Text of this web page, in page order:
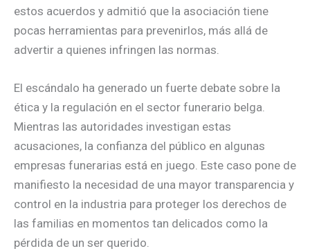
estos acuerdos y admitió que la asociación tiene
pocas herramientas para prevenirlos, más allá de
advertir a quienes infringen las normas.
El escándalo ha generado un fuerte debate sobre la
ética y la regulación en el sector funerario belga.
Mientras las autoridades investigan estas
acusaciones, la confianza del público en algunas
empresas funerarias está en juego. Este caso pone de
manifiesto la necesidad de una mayor transparencia y
control en la industria para proteger los derechos de
las familias en momentos tan delicados como la
pérdida de un ser querido.